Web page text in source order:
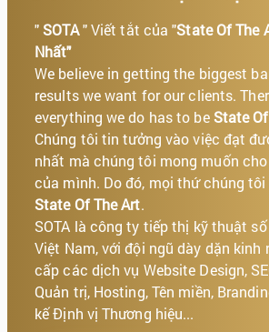
"SOTA" Viết tắt của "State Of The
Nhất"
We believe in getting the biggest
results we want for our clients.
everything we do has to beState
Chúng tôi tin tưởng vào việc đạt
nhất mà chúng tôi mong muốn
của mình. Do đó, mọi thứ chúng
State Of The Art.
SOTA là công ty tiếp thị kỹ thuật
Việt Nam, với đội ngũ dày dặn kinh
cấp các dịch vụ Website Design,
Quản trị, Hosting, Tên miền,
kế Định vị Thương hiệu...